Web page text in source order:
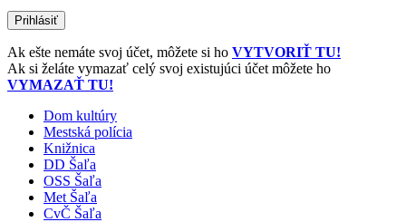
Ak ešte nemáte svoj účet, môžete si ho VYTVORIŤ TU!
Ak si želáte vymazať celý svoj existujúci účet môžete ho
VYMAZAŤ TU!
Dom kultúry
Mestská polícia
Knižnica
DD Šaľa
OSS Šaľa
Met Šaľa
CvČ Šaľa